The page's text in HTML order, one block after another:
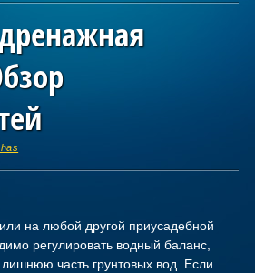
на любой другой приусадебной
регулировать водный баланс,
часть грунтовых вод. Если